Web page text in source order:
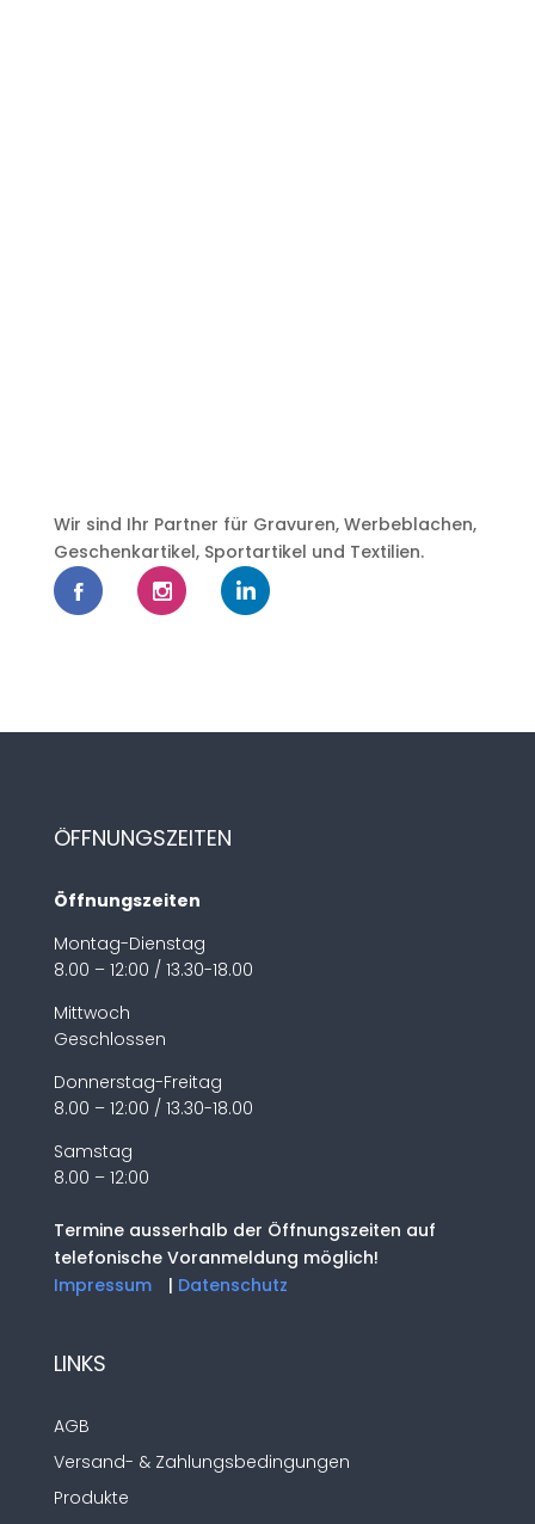
Wir sind Ihr Partner für Gravuren, Werbeblachen,
Geschenkartikel, Sportartikel und Textilien.
ÖFFNUNGSZEITEN
Öffnungszeiten
Montag-Dienstag
8.00 – 12:00 / 13.30-18.00
Mittwoch
Geschlossen
Donnerstag-Freitag
8.00 – 12:00 / 13.30-18.00
Samstag
8.00 – 12:00
Termine ausserhalb der Öffnungszeiten auf
telefonische Voranmeldung möglich!
Impressum
| Datenschutz
LINKS
AGB
Versand- & Zahlungsbedingungen
Produkte